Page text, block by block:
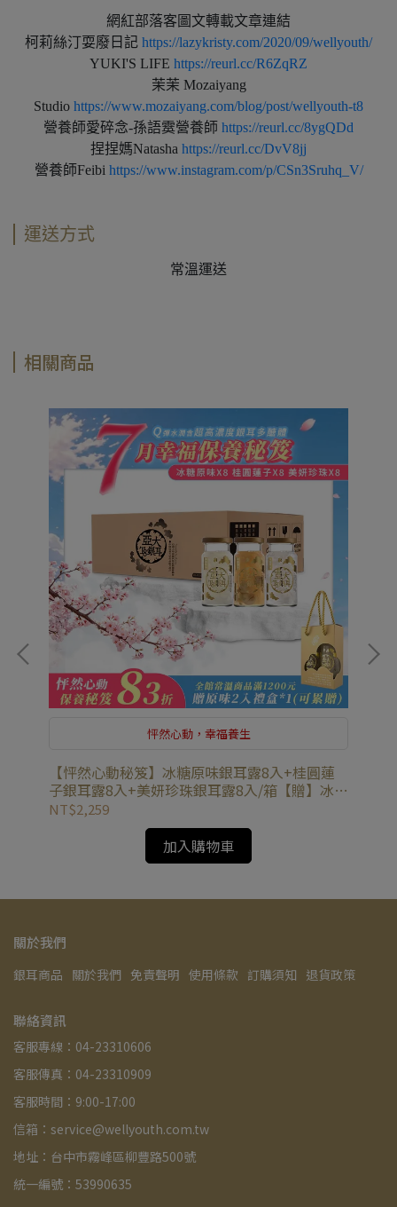
網紅部落客圖文轉載文章連結
柯莉絲汀耍廢日記 https://lazykristy.com/2020/09/wellyouth/
YUKI'S LIFE https://reurl.cc/R6ZqRZ
茉茉 Mozaiyang
Studio https://www.mozaiyang.com/blog/post/wellyouth-t8
營養師愛碎念-孫語霙營養師 https://reurl.cc/8ygQDd
捏捏媽Natasha https://reurl.cc/DvV8jj
營養師Feibi https://www.instagram.com/p/CSn3Sruhq_V/
運送方式
常溫運送
相關商品
怦然心動，幸福養生
【怦然心動秘笈】冰糖原味銀耳露8入+桂圓蓮
子銀耳露8入+美妍珍珠銀耳露8入/箱【贈】冰糖
原味銀耳露2入*1盒
NT$2,259
加入購物車
關於我們
銀耳商品 關於我們 免責聲明 使用條款 訂購須知 退貨政策
聯絡資訊
客服專線：04-23310606
客服傳真：04-23310909
客服時間：9:00-17:00
信箱：service@wellyouth.com.tw
地址：台中市霧峰區柳豐路500號
統一編號：53990635